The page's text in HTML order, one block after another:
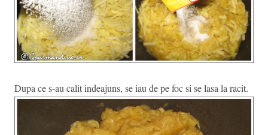
Dupa ce s-au calit indeajuns, se iau de pe foc si se lasa la racit.